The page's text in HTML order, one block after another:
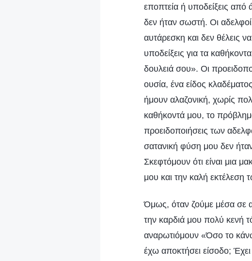
εποπτεία ή υποδείξεις
δεν ήταν σωστή. Οι αδελφοί
αυτάρεσκη και δεν θέλεις
υποδείξεις για τα
δουλειά σου». Οι
ουσία, ένα είδος
ήμουν αλαζονική, χωρίς
καθήκοντά μου, το
προειδοποιήσεις των
σατανική φύση μου δεν
Σκεφτόμουν ότι είναι μια
μου και την καλή εκτέλεση
Όμως, όταν ζούμε μέσα σε
την καρδιά μου πολύ κενή
αναρωτιόμουν «Όσο το
έχω αποκτήσει είσοδο;